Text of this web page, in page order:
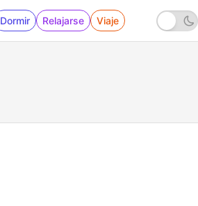
Dormir Relajarse Viaje